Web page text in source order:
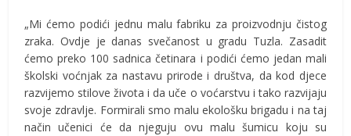
„Mi ćemo podići jednu malu fabriku za proizvodnju čistog
zraka. Ovdje je danas svečanost u gradu Tuzla. Zasadit
ćemo preko 100 sadnica četinara i podići ćemo jedan mali
školski voćnjak za nastavu prirode i društva, da kod djece
razvijemo stilove života i da uče o voćarstvu i tako razvijaju
svoje zdravlje. Formirali smo malu ekološku brigadu i na taj
način učenici će da njeguju ovu malu šumicu koju su